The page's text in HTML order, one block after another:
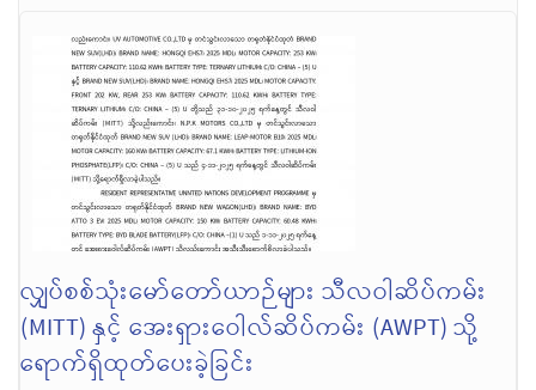
လျှပ်စစ်သုံးမော်တော်ယာဉ်များ သီလဝါဆိပ်ကမ်း
(MITT) နှင့် အေးရှားဝေါလ်ဆိပ်ကမ်း (AWPT) သို့
ရောက်ရှိထုတ်ပေးခဲ့ခြင်း